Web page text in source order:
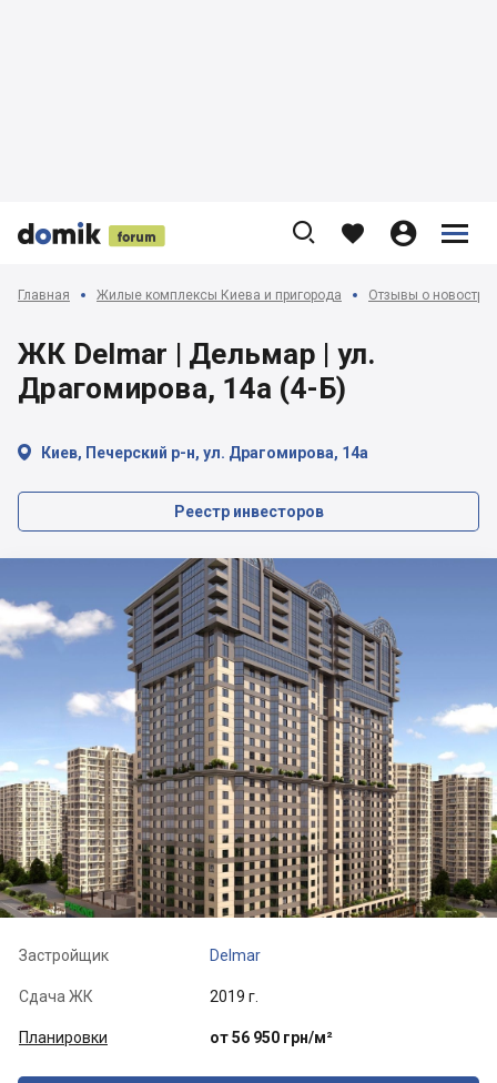


 
    


Главная Жилые комплексы Киева и пригорода Отзывы о
ЖК Delmar | Дельмар | ул.
Драгомирова, 14а (4-Б)
 Киев, Печерский р-н, ул. Драгомирова, 14а
Реестр инвесторов
Застройщик Delmar
Сдача ЖК 2019 г.
Планировки от 56 950 грн/м²